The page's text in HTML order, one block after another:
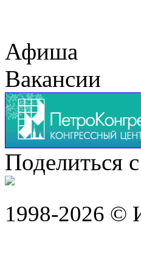
Афиша
Вакансии
Поделиться
1998-2026 ©